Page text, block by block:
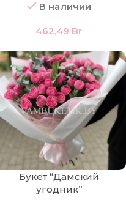
В наличии
462,49 Br
Букет “Дамский
угодник”